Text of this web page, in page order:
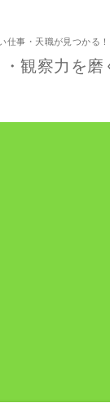
仕事・天職が見つか
観察力を